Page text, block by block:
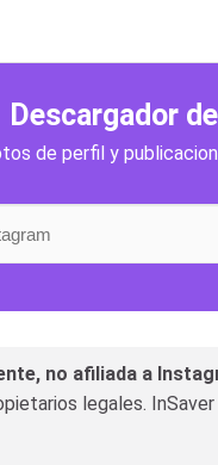
Descargador
de perfil y
no afiliada a
legales.